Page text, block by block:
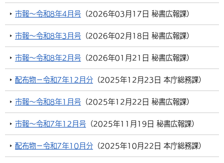
移住・定住
行政・計画
市報～令和8年4月号 （2026年03月17日 秘書広報課）
市報～令和8年3月号 （2026年02月18日 秘書広報課）
市報～令和8年2月号 （2026年01月21日 秘書広報課）
配布物－令和7年12月分 （2025年12月23日 本庁総務課）
市報～令和8年1月号 （2025年12月22日 秘書広報課）
市報～令和7年12月号 （2025年11月19日 秘書広報課）
配布物－令和7年10月分 （2025年10月22日 本庁総務課）